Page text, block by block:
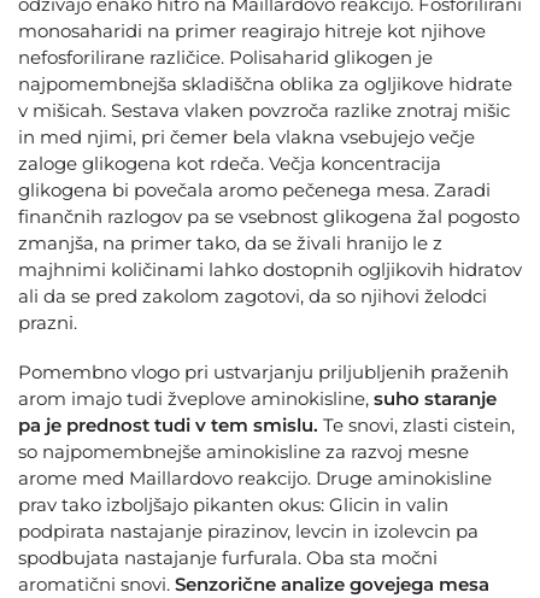
monosaharidi na primer reagirajo hitreje kot njihove
nefosforilirane različice. Polisaharid glikogen je
najpomembnejša skladiščna oblika za ogljikove hidrate
v mišicah. Sestava vlaken povzroča razlike znotraj mišic
in med njimi, pri čemer bela vlakna vsebujejo večje
zaloge glikogena kot rdeča. Večja koncentracija
glikogena bi povečala aromo pečenega mesa. Zaradi
finančnih razlogov pa se vsebnost glikogena žal pogosto
zmanjša, na primer tako, da se živali hranijo le z
majhnimi količinami lahko dostopnih ogljikovih hidratov
ali da se pred zakolom zagotovi, da so njihovi želodci
prazni.
Pomembno vlogo pri ustvarjanju priljubljenih praženih
arom imajo tudi žveplove aminokisline, suho staranje
pa je prednost tudi v tem smislu. Te snovi, zlasti cistein,
so najpomembnejše aminokisline za razvoj mesne
arome med Maillardovo reakcijo. Druge aminokisline
prav tako izboljšajo pikanten okus: Glicin in valin
podpirata nastajanje pirazinov, levcin in izolevcin pa
spodbujata nastajanje furfurala. Oba sta močni
aromatični snovi. Senzorične analize govejega mesa